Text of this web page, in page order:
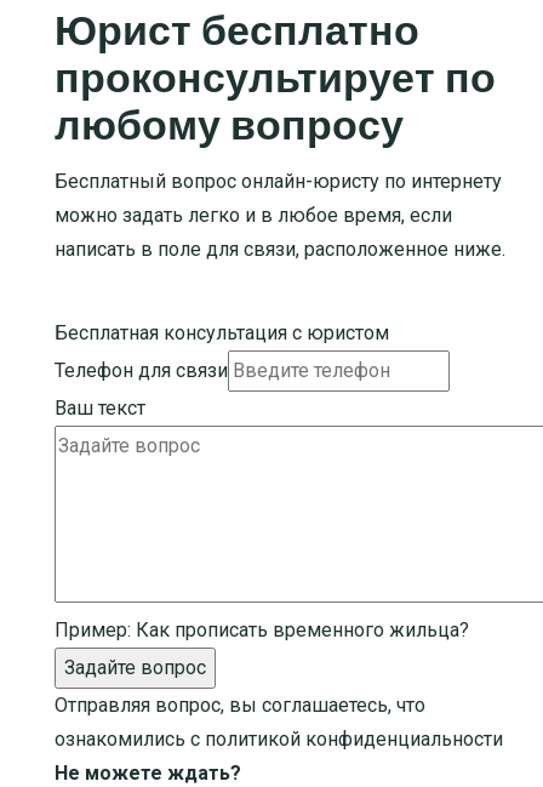
Юрист бесплатно
проконсультирует по
любому вопросу
Бесплатный вопрос онлайн-юристу по интернету
можно задать легко и в любое время, если
написать в поле для связи, расположенное ниже.
Бесплатная консультация с юристом
Телефон для связи
Ваш текст
Пример: Как прописать временного жильца?
Задайте вопрос
Отправляя вопрос, вы соглашаетесь, что
ознакомились с политикой конфиденциальности
Не можете ждать?